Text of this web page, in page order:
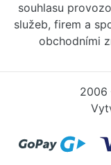
souhlasu
služeb, firem a
obchodními
2006